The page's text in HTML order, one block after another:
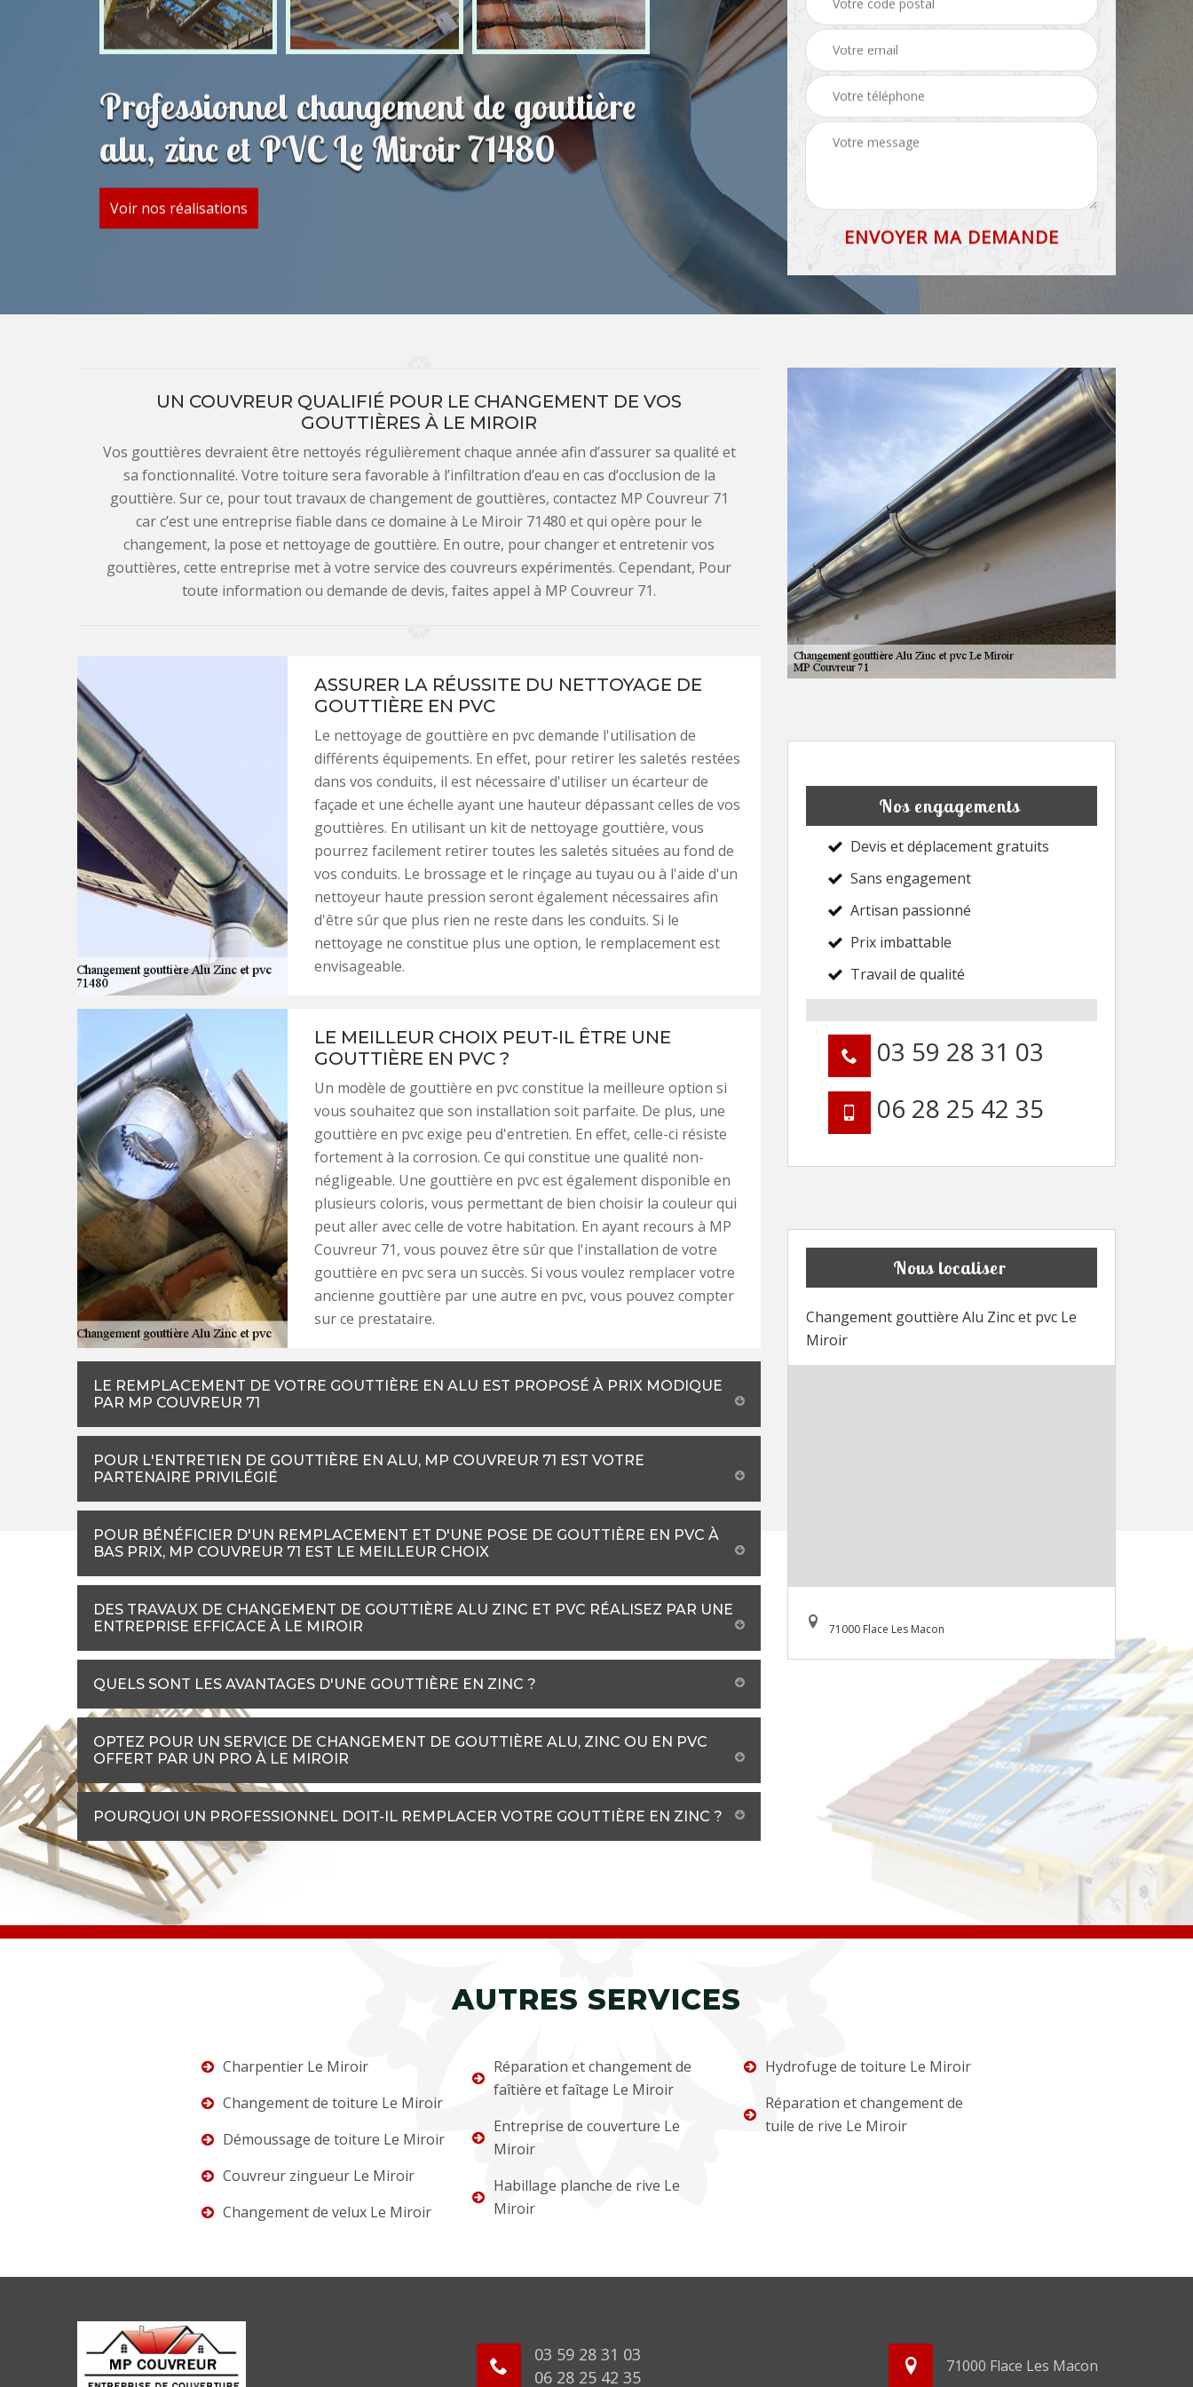
Professionnel changement de gouttière
alu, zinc et PVC Le Miroir 71480
Voir nos réalisations
UN COUVREUR QUALIFIÉ POUR LE CHANGEMENT DE VOS
GOUTTIÈRES À LE MIROIR
Vos gouttières devraient être nettoyés régulièrement chaque année afin d’assurer sa qualité et
sa fonctionnalité. Votre toiture sera favorable à l’infiltration d’eau en cas d’occlusion de la
gouttière. Sur ce, pour tout travaux de changement de gouttières, contactez MP Couvreur 71
car c’est une entreprise fiable dans ce domaine à Le Miroir 71480 et qui opère pour le
changement, la pose et nettoyage de gouttière. En outre, pour changer et entretenir vos
gouttières, cette entreprise met à votre service des couvreurs expérimentés. Cependant, Pour
toute information ou demande de devis, faites appel à MP Couvreur 71.
ASSURER LA RÉUSSITE DU NETTOYAGE DE
GOUTTIÈRE EN PVC
Le nettoyage de gouttière en pvc demande l'utilisation de
différents équipements. En effet, pour retirer les saletés restées
dans vos conduits, il est nécessaire d'utiliser un écarteur de
façade et une échelle ayant une hauteur dépassant celles de vos
gouttières. En utilisant un kit de nettoyage gouttière, vous
pourrez facilement retirer toutes les saletés situées au fond de
vos conduits. Le brossage et le rinçage au tuyau ou à l'aide d'un
nettoyeur haute pression seront également nécessaires afin
d'être sûr que plus rien ne reste dans les conduits. Si le
nettoyage ne constitue plus une option, le remplacement est
envisageable.
LE MEILLEUR CHOIX PEUT-IL ÊTRE UNE
GOUTTIÈRE EN PVC ?
Un modèle de gouttière en pvc constitue la meilleure option si
vous souhaitez que son installation soit parfaite. De plus, une
gouttière en pvc exige peu d'entretien. En effet, celle-ci résiste
fortement à la corrosion. Ce qui constitue une qualité non-
négligeable. Une gouttière en pvc est également disponible en
plusieurs coloris, vous permettant de bien choisir la couleur qui
peut aller avec celle de votre habitation. En ayant recours à MP
Couvreur 71, vous pouvez être sûr que l'installation de votre
gouttière en pvc sera un succès. Si vous voulez remplacer votre
ancienne gouttière par une autre en pvc, vous pouvez compter
sur ce prestataire.
LE REMPLACEMENT DE VOTRE GOUTTIÈRE EN ALU EST PROPOSÉ À PRIX MODIQUE
PAR MP COUVREUR 71
POUR L'ENTRETIEN DE GOUTTIÈRE EN ALU, MP COUVREUR 71 EST VOTRE
PARTENAIRE PRIVILÉGIÉ
POUR BÉNÉFICIER D'UN REMPLACEMENT ET D'UNE POSE DE GOUTTIÈRE EN PVC À
BAS PRIX, MP COUVREUR 71 EST LE MEILLEUR CHOIX
DES TRAVAUX DE CHANGEMENT DE GOUTTIÈRE ALU ZINC ET PVC RÉALISEZ PAR UNE
ENTREPRISE EFFICACE À LE MIROIR
QUELS SONT LES AVANTAGES D'UNE GOUTTIÈRE EN ZINC ?
OPTEZ POUR UN SERVICE DE CHANGEMENT DE GOUTTIÈRE ALU, ZINC OU EN PVC
OFFERT PAR UN PRO À LE MIROIR
POURQUOI UN PROFESSIONNEL DOIT-IL REMPLACER VOTRE GOUTTIÈRE EN ZINC ?
Nos engagements
Devis et déplacement gratuits
Sans engagement
Artisan passionné
Prix imbattable
Travail de qualité
03 59 28 31 03
06 28 25 42 35
Nous localiser
Changement gouttière Alu Zinc et pvc Le
Miroir
71000 Flace Les Macon
AUTRES SERVICES
Charpentier Le Miroir
Changement de toiture Le Miroir
Démoussage de toiture Le Miroir
Couvreur zingueur Le Miroir
Changement de velux Le Miroir
Réparation et changement de
faîtière et faîtage Le Miroir
Entreprise de couverture Le
Miroir
Habillage planche de rive Le
Miroir
Hydrofuge de toiture Le Miroir
Réparation et changement de
tuile de rive Le Miroir
03 59 28 31 03
06 28 25 42 35
71000 Flace Les Macon